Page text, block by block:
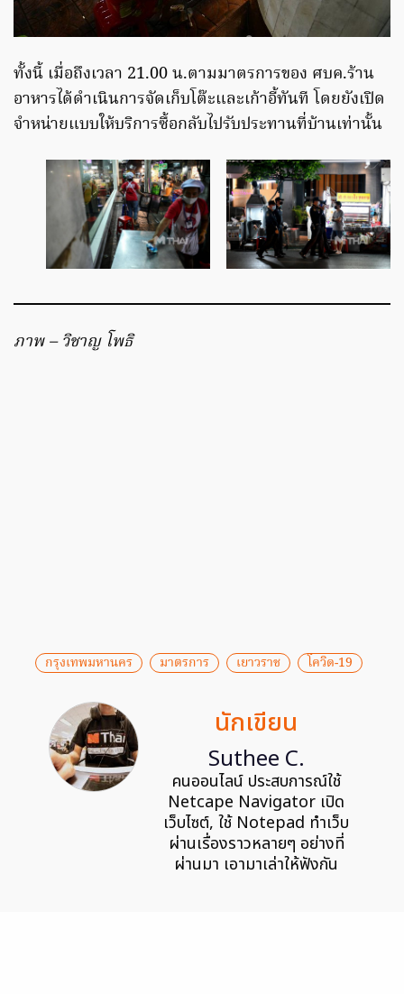
ทั้งนี้ เมื่อถึงเวลา 21.00 น.ตามมาตรการของ ศบค.ร้าน
อาหารได้ดำเนินการจัดเก็บโต๊ะและเก้าอี้ทันที โดยยังเปิด
จำหน่ายแบบให้บริการซื้อกลับไปรับประทานที่บ้านเท่านั้น
ภาพ – วิชาญ โพธิ
กรุงเทพมหานคร มาตรการ เยาวราช โควิด-19
นักเขียน
Suthee C.
คนออนไลน์ ประสบการณ์ใช้
Netcape Navigator เปิด
เว็บไซต์, ใช้ Notepad ทำเว็บ
ผ่านเรื่องราวหลายๆ อย่างที่
ผ่านมา เอามาเล่าให้ฟังกัน